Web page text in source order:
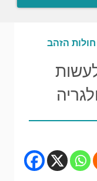
חולות הזהב